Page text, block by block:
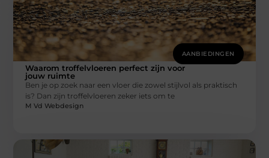
AANBIEDINGEN
Waarom troffelvloeren perfect zijn voor
jouw ruimte
Ben je op zoek naar een vloer die zowel stijlvol als praktisch
is? Dan zijn troffelvloeren zeker iets om te
M Vd Webdesign